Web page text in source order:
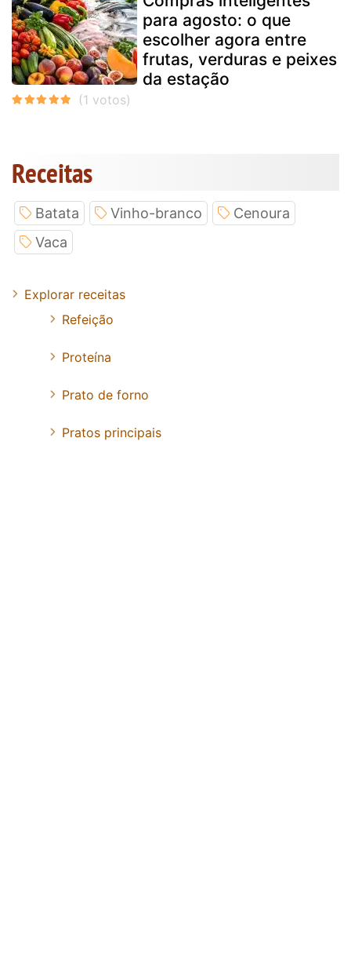
para agosto: o que
escolher agora entre
frutas, verduras e peixes
da estação
Receitas
Batata Vinho-branco
Cenoura
Vaca
Explorar receitas
Refeição
Proteína
Prato de forno
Pratos principais